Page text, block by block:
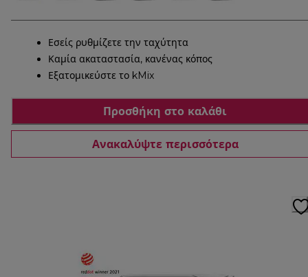
Εσείς ρυθμίζετε την ταχύτητα
Καμία ακαταστασία, κανένας κόπος
Εξατομικεύστε το kMix
Προσθήκη στο καλάθι
Ανακαλύψτε περισσότερα